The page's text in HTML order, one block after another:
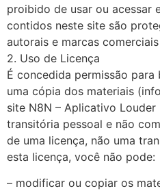
proibido de usar ou acessar
contidos neste site são
autorais e marcas
2. Uso de Licença
É concedida permissão
uma cópia dos materiais
site N8N – Aplicativo Louder
transitória pessoal e não
de uma licença, não uma
esta licença, você não pode:
– modificar ou copiar os